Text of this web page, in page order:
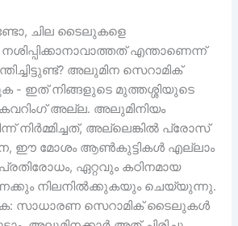
ചില ടൈലുകളെ
എന്താണെന്ന്
അലുമിന സെറാമിക്
ഇത് നിങ്ങളുടെ മുത്തശ്ശിയുടെ
അല്ല. അലുമിനിയം
അല്ലെങ്കിൽ പ്രോസ്
ഈ മോശം ആൺകുട്ടികൾ എല്ലാം
ഏറ്റവും കഠിനമായ
നിലനിൽക്കുകയും ചെയ്യുന്നു.
സാധാരണ സെറാമിക് ടൈലുകൾ